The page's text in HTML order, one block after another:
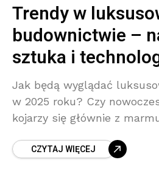
Trendy w
budownictwie –
sztuka i
Jak będą wyglądać
w 2025 roku? Czy
kojarzy się głównie z
Współczesne budownictwo
CZYTAJ WIĘCEJ